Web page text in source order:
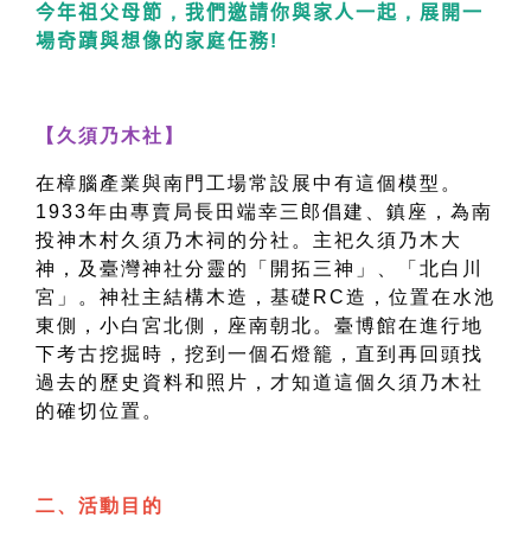
今年祖父母節 ， 我們邀請你與家人一起 ， 展開一
場奇蹟與想像的家庭任務!
【久須乃木社】
在樟腦產業與南門工場常設展中有這個模型。
1933年由專賣局長田端幸三郎倡建、鎮座，為南
投神木村久須乃木祠的分社。主祀久須乃木大
神，及臺灣神社分靈的「開拓三神」、「北白川
宮」。神社主結構木造，基礎RC造，位置在水池
東側，小白宮北側，座南朝北。臺博館在進行地
下考古挖掘時，挖到一個石燈籠，直到再回頭找
過去的歷史資料和照片，才知道這個久須乃木社
的確切位置。
二、活動目的